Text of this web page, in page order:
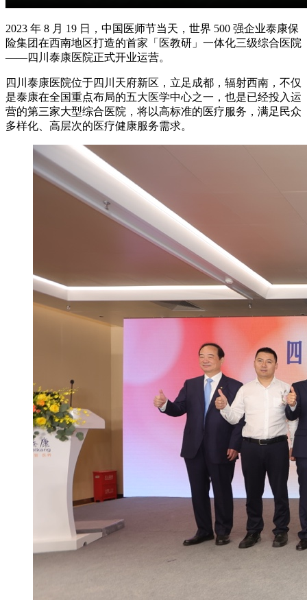
2023 年 8 月 19 日，中国医师节当天，世界 500 强企业泰康保
险集团在西南地区打造的首家「医教研」一体化三级综合医院
——四川泰康医院正式开业运营。
四川泰康医院位于四川天府新区，立足成都，辐射西南，不仅
是泰康在全国重点布局的五大医学中心之一，也是已经投入运
营的第三家大型综合医院，将以高标准的医疗服务，满足民众
多样化、高层次的医疗健康服务需求。